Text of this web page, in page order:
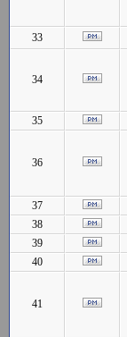
33
34
35
36
37
38
39
40
41